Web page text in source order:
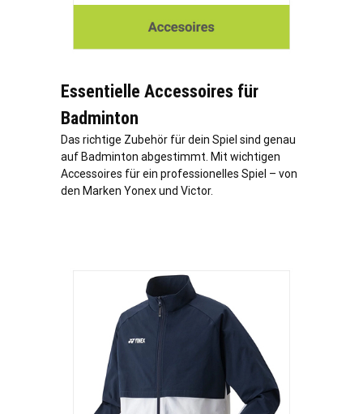
Essentielle Accessoires für
Badminton
Das richtige Zubehör für dein Spiel sind genau
auf Badminton abgestimmt. Mit wichtigen
Accessoires für ein professionelles Spiel – von
den Marken Yonex und Victor.